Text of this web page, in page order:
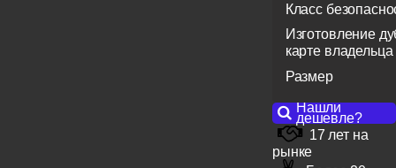
Класс
Изготовление
карте владельца
Размер
Нашли
дешевле?
17 лет на
рынке